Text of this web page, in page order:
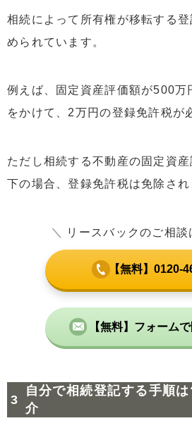
相続によって所有権が移転する
められています。
例えば、固定資産評価額が500万
をかけて、2万円の登録免許税が
ただし相続する不動産の固定資
下の場合、登録免許税は免除され
＼ リースバックのご相談
【無料】0120-
【無料】フォーム
自分で相続登記する手順
介